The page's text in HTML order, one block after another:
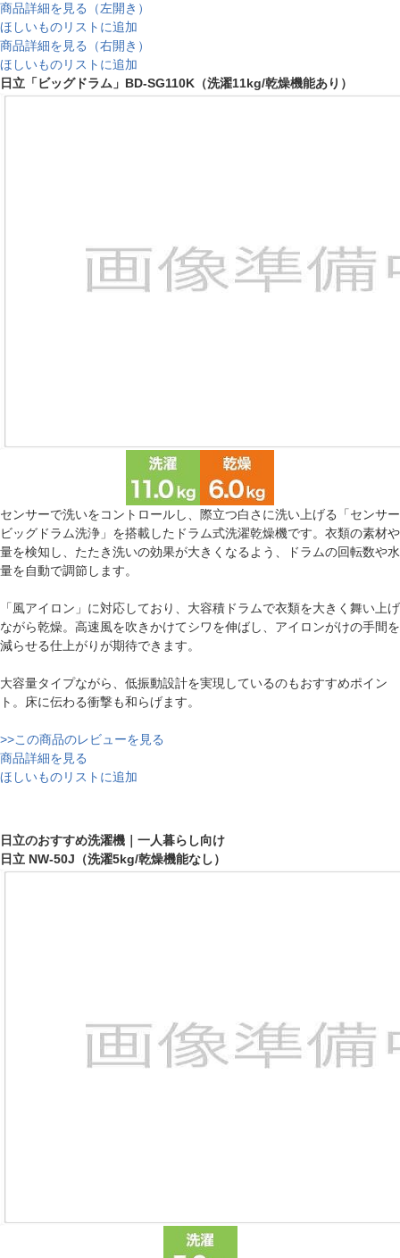
商品詳細を見る（左開き）
ほしいものリストに追加
商品詳細を見る（右開き）
ほしいものリストに追加
日立「ビッグドラム」BD-SG110K（洗濯11kg/乾燥機能あり）
センサーで洗いをコントロールし、際立つ白さに洗い上げる「センサー
ビッグドラム洗浄」を搭載したドラム式洗濯乾燥機です。衣類の素材や
量を検知し、たたき洗いの効果が大きくなるよう、ドラムの回転数や水
量を自動で調節します。
「風アイロン」に対応しており、大容積ドラムで衣類を大きく舞い上げ
ながら乾燥。高速風を吹きかけてシワを伸ばし、アイロンがけの手間を
減らせる仕上がりが期待できます。
大容量タイプながら、低振動設計を実現しているのもおすすめポイン
ト。床に伝わる衝撃も和らげます。
>>この商品のレビューを見る
商品詳細を見る
ほしいものリストに追加
日立のおすすめ洗濯機｜一人暮らし向け
日立 NW-50J（洗濯5kg/乾燥機能なし）